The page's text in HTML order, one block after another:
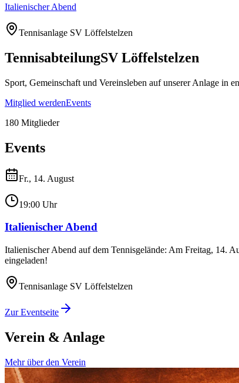
Italienischer Abend
Tennisanlage SV Löffelstelzen
TennisabteilungSV Löffelstelzen
Sport, Gemeinschaft und Vereinsleben auf unserer Anlage in
Mitglied werdenEvents
180 Mitglieder
Events
Fr., 14. August
19:00 Uhr
Italienischer Abend
Italienischer Abend auf dem Tennisgelände: Am Freitag, 14.
eingeladen!
Tennisanlage SV Löffelstelzen
Zur Eventseite
Verein & Anlage
Mehr über den Verein